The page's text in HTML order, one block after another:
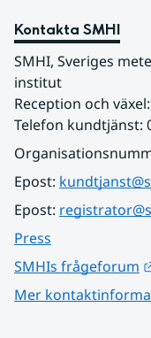
Kontakta SMHI
SMHI, Sveriges
institut
Reception och
Telefon kundtjänst:
Epost:
Epost:
Press
SMHIs frågeforum
Mer